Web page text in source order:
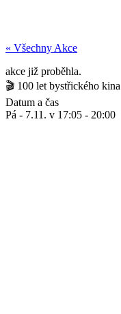
« Všechny Akce
akce již proběhla.
🎬 100 let bystřického kina
Datum a čas
Pá - 7.11. v 17:05 - 20:00